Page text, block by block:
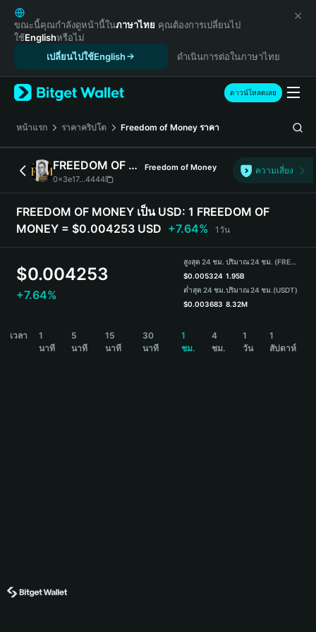
English
日本語
Tiếng Việt
Español (Latinoamérica)
Türkçe
Français
Deutsch
简体中文
繁體中文
Português (Portugal)
Bahasa Indonesia
ภาษาไทย
हिन्दी
Español
Português (Brasil)
ขณะนี้คุณกำลังดูหน้านี้ในภาษาไทย คุณต้องการเปลี่ยนไป
ใช้Englishหรือไม่
เปลี่ยนไปใช้English
ดำเนินการต่อในภาษาไทย
ดาวน์โหลดเลย
หน้าแรก ราคาคริปโต Freedom of Money ราคา
FREEDOM OF MONEY
Freedom of Money
0x3e17...4444
ความเสี่ยง
FREEDOM OF MONEY เป็น USD: 1 FREEDOM OF
MONEY = $0.004253 USD +7.64% 1วัน
$0.004253
+7.64%
สูงสุด 24 ชม.
$0.005324
ต่ำสุด 24 ชม.
$0.003683
ปริมาณ 24 ชม. (FREEDOM OF MONEY)
1.95B
ปริมาณ 24 ชม.(USDT)
8.32M
เวลา
1
นาที
5
นาที
15
นาที
30
นาที
1
ชม.
4
ชม.
1
วัน
1
สัปดาห์